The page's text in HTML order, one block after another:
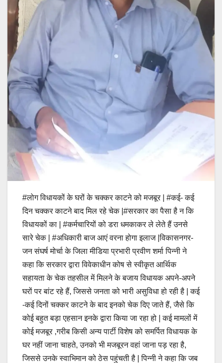
#लोग विधायकों के घरों के चक्कर काटने को मजबूर | #कई- कई
दिन चक्कर काटने बाद मिल रहे चेक |#सरकार का पैसा है न कि
विधायकों का | #कर्मचारियों को डरा धमकाकर ले लेते हैं उनसे
सारे चेक | #अधिकारी बाज आएं वरना होगा इलाज |विकासनगर-
जन संघर्ष मोर्चा के जिला मीडिया प्रभारी प्रवीण शर्मा पिन्नी ने
कहा कि सरकार द्वारा विवेकाधीन कोष से स्वीकृत आर्थिक
सहायता के चेक तहसील में मिलने के बजाय विधायक अपने-अपने
घरों पर बांट रहे हैं, जिससे जनता को भारी असुविधा हो रही है | कई
-कई दिनों चक्कर काटने के बाद इनको चेक दिए जाते हैं, जैसे कि
कोई बहुत बड़ा एहसान इनके द्वारा किया जा रहा हो | कई मामलों में
कोई मजबूर ,गरीब किसी अन्य पार्टी विशेष को समर्पित विधायक के
घर नहीं जाना चाहते, उनको भी मजबूरन वहां जाना पड़ रहा है,
जिससे उनके स्वाभिमान को ठेस पहुंचती है | पिन्नी ने कहा कि जब